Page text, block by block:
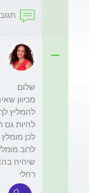
מכיוון
להמליץ
רחלי